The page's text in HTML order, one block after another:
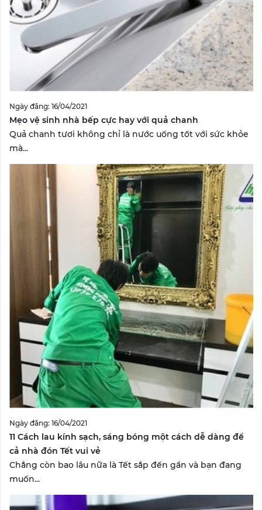
Ngày đăng: 16/04/2021
Mẹo vệ sinh nhà bếp cực hay với quả chanh
Quả chanh tươi không chỉ là nước uống tốt với sức khỏe
mà...
Ngày đăng: 16/04/2021
11 Cách lau kính sạch, sáng bóng một cách dễ dàng để
cả nhà đón Tết vui vẻ
Chẳng còn bao lâu nữa là Tết sắp đến gần và bạn đang
muốn...